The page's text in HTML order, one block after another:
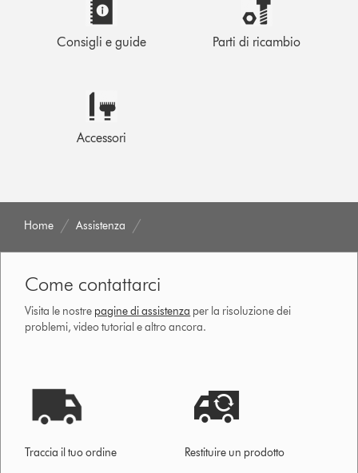
Consigli e guide Parti di ricambio
Accessori
Home Assistenza
Come contattarci
Visita le nostre pagine di assistenza per la risoluzione dei
problemi, video tutorial e altro ancora.
Traccia il tuo ordine Restituire un prodotto